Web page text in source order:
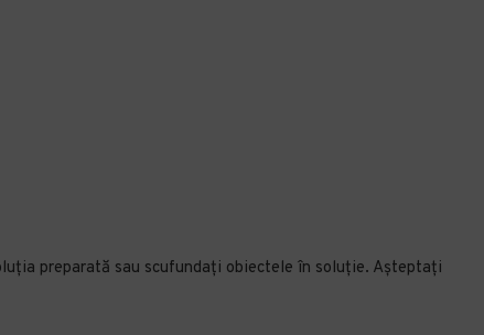
preparată sau scufundați obiectele în soluție. Așteptați